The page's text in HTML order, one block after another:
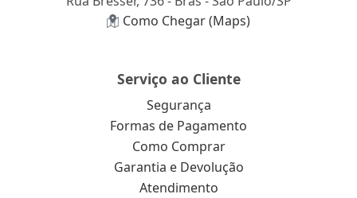
Como Chegar (Maps)
Serviço ao Cliente
Segurança
Formas de Pagamento
Como Comprar
Garantia e Devolução
Atendimento